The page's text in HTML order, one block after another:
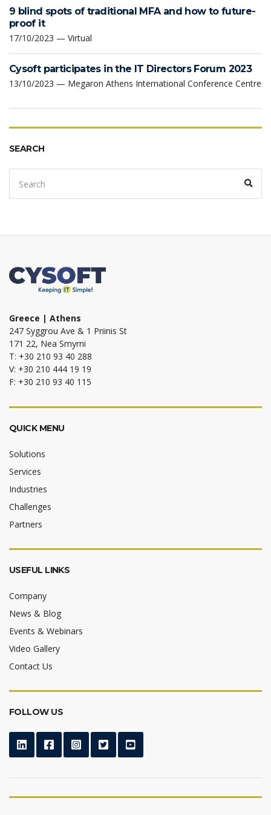
9 blind spots of traditional MFA and how to future-
proof it
17/10/2023 — Virtual
Cysoft participates in the IT Directors Forum 2023
13/10/2023 — Megaron Athens International Conference Centre
SEARCH
Search
for:
Greece | Athens
247 Syggrou Ave & 1 Priinis St
171 22, Nea Smyrni
T: +30 210 93 40 288
V: +30 210 444 19 19
F: +30 210 93 40 115
QUICK MENU
Solutions
Services
Industries
Challenges
Partners
USEFUL LINKS
Company
News & Blog
Events & Webinars
Video Gallery
Contact Us
FOLLOW US